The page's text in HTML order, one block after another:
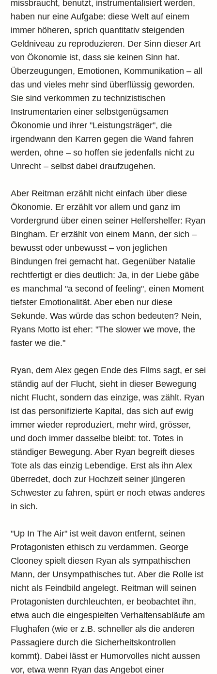
missbraucht, benutzt, instrumentalisiert werden,
haben nur eine Aufgabe: diese Welt auf einem
immer höheren, sprich quantitativ steigenden
Geldniveau zu reproduzieren. Der Sinn dieser Art
von Ökonomie ist, dass sie keinen Sinn hat.
Überzeugungen, Emotionen, Kommunikation – all
das und vieles mehr sind überflüssig geworden.
Sie sind verkommen zu technizistischen
Instrumentarien einer selbstgenügsamen
Ökonomie und ihrer "Leistungsträger", die
irgendwann den Karren gegen die Wand fahren
werden, ohne – so hoffen sie jedenfalls nicht zu
Unrecht – selbst dabei draufzugehen.
Aber Reitman erzählt nicht einfach über diese
Ökonomie. Er erzählt vor allem und ganz im
Vordergrund über einen seiner Helfershelfer: Ryan
Bingham. Er erzählt von einem Mann, der sich –
bewusst oder unbewusst – von jeglichen
Bindungen frei gemacht hat. Gegenüber Natalie
rechtfertigt er dies deutlich: Ja, in der Liebe gäbe
es manchmal "a second of feeling", einen Moment
tiefster Emotionalität. Aber eben nur diese
Sekunde. Was würde das schon bedeuten? Nein,
Ryans Motto ist eher: "The slower we move, the
faster we die."
Ryan, dem Alex gegen Ende des Films sagt, er sei
ständig auf der Flucht, sieht in dieser Bewegung
nicht Flucht, sondern das einzige, was zählt. Ryan
ist das personifizierte Kapital, das sich auf ewig
immer wieder reproduziert, mehr wird, grösser,
und doch immer dasselbe bleibt: tot. Totes in
ständiger Bewegung. Aber Ryan begreift dieses
Tote als das einzig Lebendige. Erst als ihn Alex
überredet, doch zur Hochzeit seiner jüngeren
Schwester zu fahren, spürt er noch etwas anderes
in sich.
"Up In The Air" ist weit davon entfernt, seinen
Protagonisten ethisch zu verdammen. George
Clooney spielt diesen Ryan als sympathischen
Mann, der Unsympathisches tut. Aber die Rolle ist
nicht als Feindbild angelegt. Reitman will seinen
Protagonisten durchleuchten, er beobachtet ihn,
etwa auch die eingespielten Verhaltensabläufe am
Flughafen (wie er z.B. schneller als die anderen
Passagiere durch die Sicherheitskontrollen
kommt). Dabei lässt er Humorvolles nicht aussen
vor, etwa wenn Ryan das Angebot einer